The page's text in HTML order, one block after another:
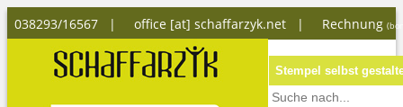
038293/16567 | office [at] schaffarzyk.net | Rechnung
Stempel selbst